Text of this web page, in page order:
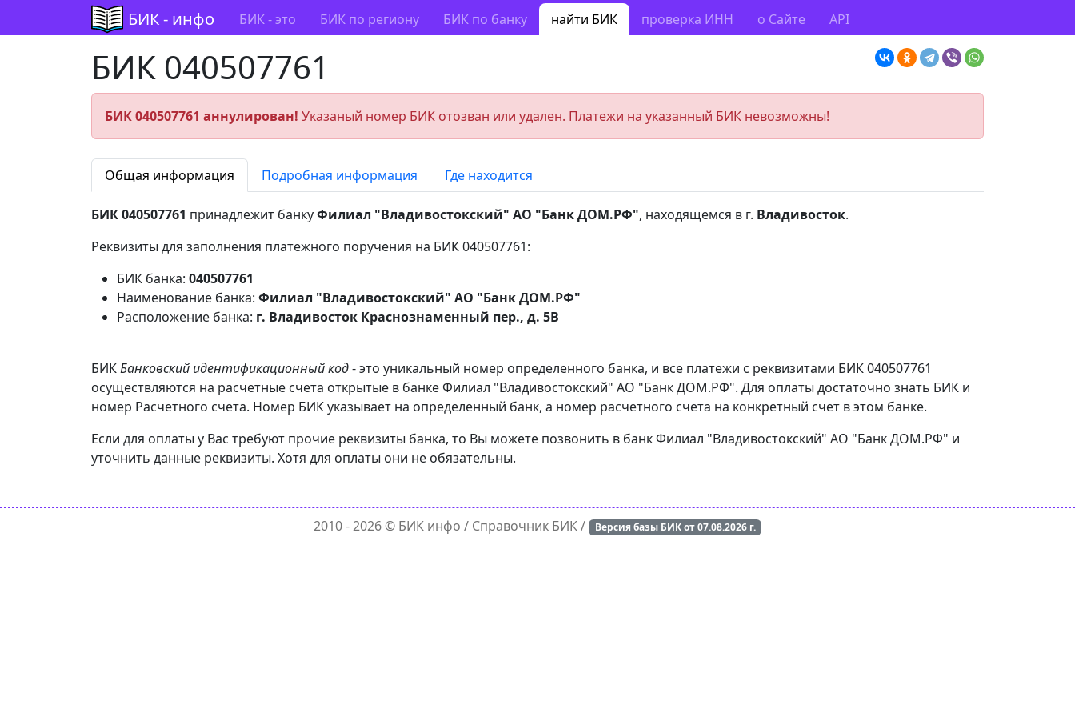
БИК - инфо БИК - это БИК по региону БИК по банку найти БИК проверка ИНН о Сайте API
БИК 040507761
БИК 040507761 аннулирован! Указаный номер БИК отозван или удален. Платежи на указанный БИК невозможны!
Общая информация Подробная информация Где находится
БИК 040507761 принадлежит банкуФилиал "Владивостокский" АО "Банк ДОМ.РФ", находящемся в г. Владивосток.
Реквизиты для заполнения платежного поручения на БИК 040507761:
БИК банка: 040507761
Наименование банка: Филиал "Владивостокский" АО "Банк ДОМ.РФ"
Расположение банка: г. Владивосток Краснознаменный пер., д. 5В
БИКБанковский идентификационный код- это уникальный номер определенного банка, и все платежи с реквизитами БИК 040507761
осуществляются на расчетные счета открытые в банке Филиал "Владивостокский" АО "Банк ДОМ.РФ". Для оплаты достаточно знать БИК и
номер Расчетного счета. Номер БИК указывает на определенный банк, а номер расчетного счета на конкретный счет в этом банке.
Если для оплаты у Вас требуют прочие реквизиты банка, то Вы можете позвонить в банк Филиал "Владивостокский" АО "Банк ДОМ.РФ" и
уточнить данные реквизиты. Хотя для оплаты они не обязательны.
2010 - 2026 © БИК инфо / Справочник БИК / Версия базы БИК от07.08.2026г.